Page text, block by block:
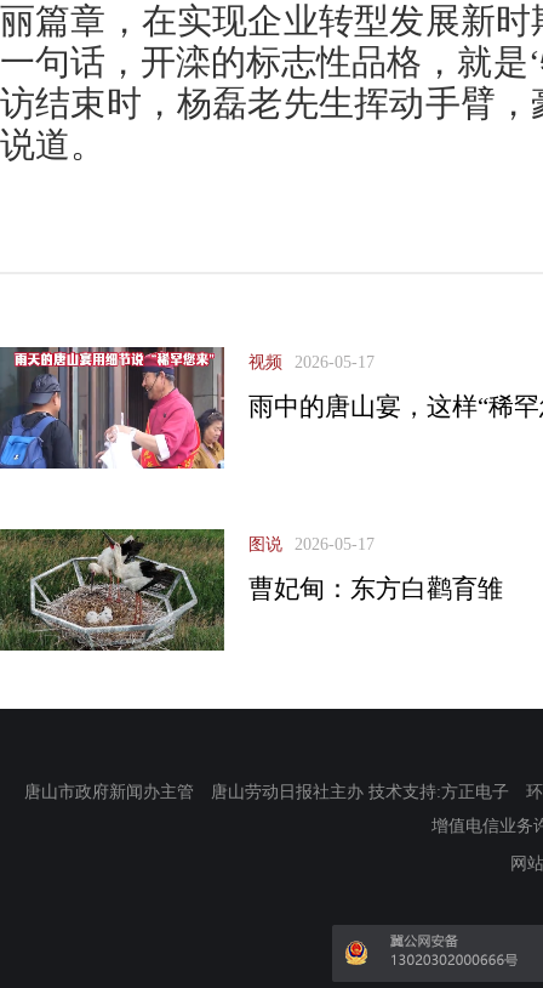
丽篇章，在实现企业转型发展新
一句话，开滦的标志性品格，就是
访结束时，杨磊老先生挥动手臂
说道。
视频 2026-05-17
雨中的唐山宴，这样“稀
图说 2026-05-17
曹妃甸：东方白鹳育雏
唐山市政府新闻办主管 唐山劳动日报社主办 技术支持:方正电子
增值电信业务
网